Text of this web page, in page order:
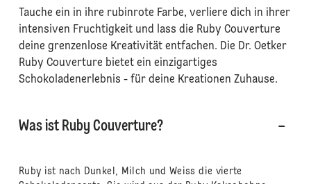
Tauche ein in ihre rubinrote Farbe, verliere dich in ihrer
intensiven Fruchtigkeit und lass die Ruby Couverture
deine grenzenlose Kreativität entfachen. Die Dr. Oetker
Ruby Couverture bietet ein einzigartiges
Schokoladenerlebnis - für deine Kreationen Zuhause.
Was ist Ruby Couverture?
Ruby ist nach Dunkel, Milch und Weiss die vierte